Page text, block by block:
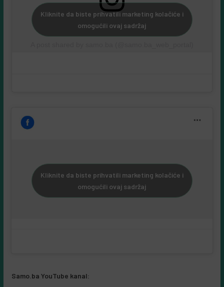
Kliknite da biste prihvatili marketing kolačiće i
omogućili ovaj sadržaj
Kliknite da biste prihvatili marketing kolačiće i
omogućili ovaj sadržaj
Samo.ba YouTube kanal: